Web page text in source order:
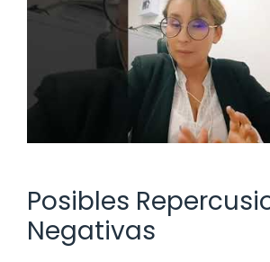
Posibles
Negativas